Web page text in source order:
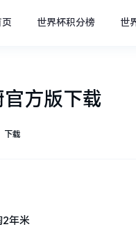
页 世界杯积分榜 世
方版下载
下载
2年米